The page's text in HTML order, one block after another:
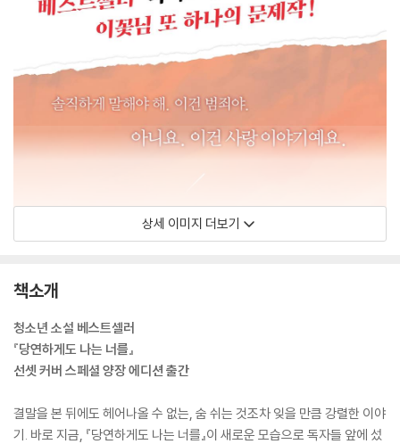
상세 이미지 더보기
책소개
청소년 소설 베스트셀러
『당연하게도 나는 너를』
선셋 커버 스페셜 양장 에디션 출간
결말을 본 뒤에도 헤어나올 수 없는, 숨 쉬는 것조차 잊을 만큼 강렬한 이야
기. 바로 지금, 『당연하게도 나는 너를』이 새로운 모습으로 독자들 앞에 섰